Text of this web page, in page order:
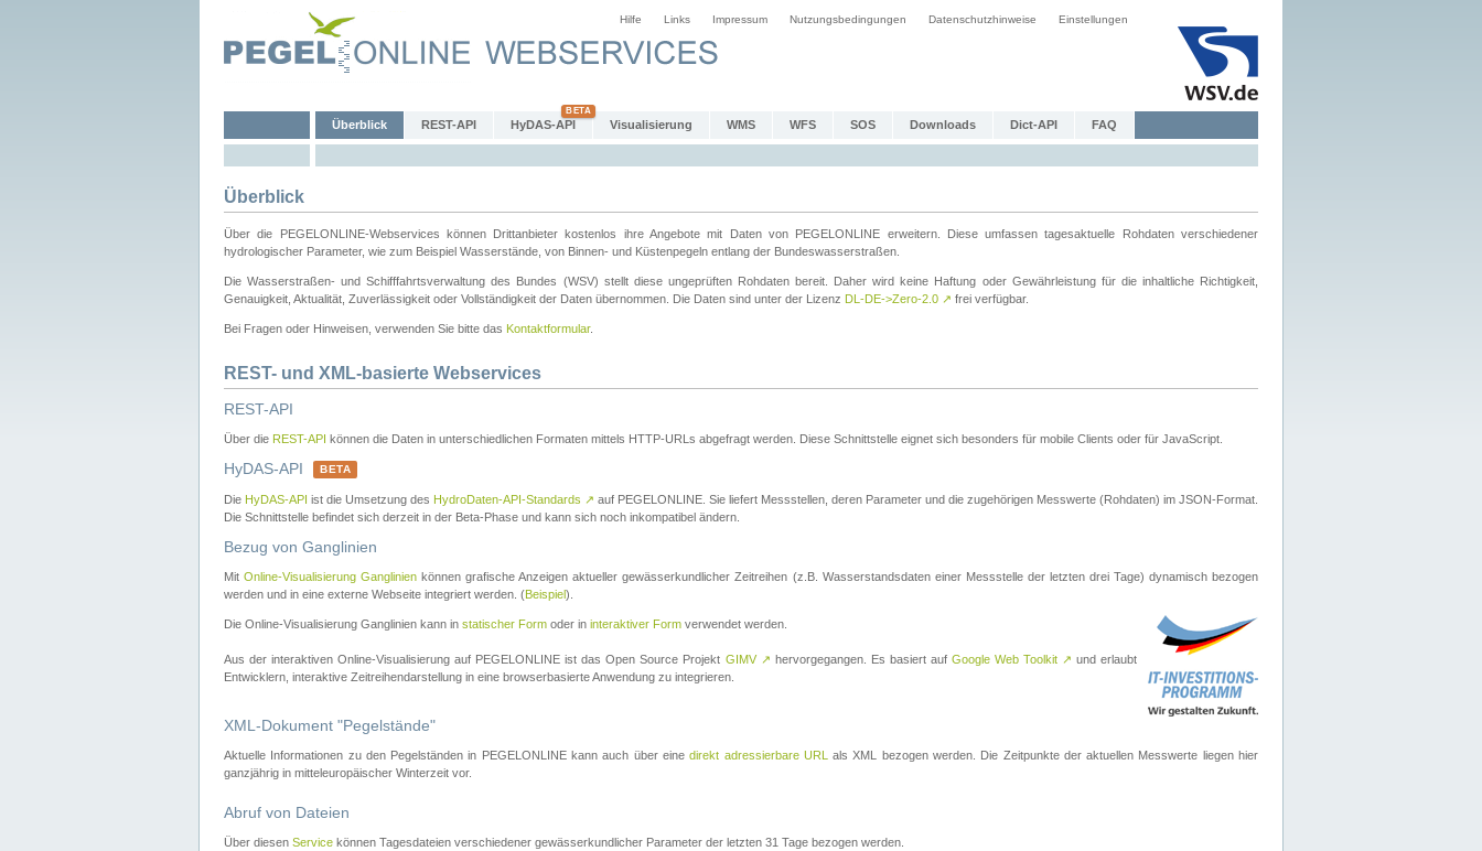
Hilfe Links Impressum Nutzungsbedingungen Datenschutzhinweise Einstellungen
Überblick REST-API HyDAS-API Visualisierung WMS WFS SOS Downloads Dict-API FAQ
Überblick
Über die PEGELONLINE-Webservices können Drittanbieter kostenlos ihre Angebote mit Daten von PEGELONLINE erweitern. Diese umfassen tagesaktuelle Rohdaten verschiedener
hydrologischer Parameter, wie zum Beispiel Wasserstände, von Binnen- und Küstenpegeln entlang der Bundeswasserstraßen.
Die Wasserstraßen- und Schifffahrtsverwaltung des Bundes (WSV) stellt diese ungeprüften Rohdaten bereit. Daher wird keine Haftung oder Gewährleistung für die inhaltliche Richtigkeit,
Genauigkeit, Aktualität, Zuverlässigkeit oder Vollständigkeit der Daten übernommen. Die Daten sind unter der Lizenz DL-DE->Zero-2.0 ↗ frei verfügbar.
Bei Fragen oder Hinweisen, verwenden Sie bitte das Kontaktformular.
REST- und XML-basierte Webservices
REST-API
Über die REST-API können die Daten in unterschiedlichen Formaten mittels HTTP-URLs abgefragt werden. Diese Schnittstelle eignet sich besonders für mobile Clients oder für JavaScript.
HyDAS-API BETA
Die HyDAS-API ist die Umsetzung des HydroDaten-API-Standards ↗ auf PEGELONLINE. Sie liefert Messstellen, deren Parameter und die zugehörigen Messwerte (Rohdaten) im JSON-Format.
Die Schnittstelle befindet sich derzeit in der Beta-Phase und kann sich noch inkompatibel ändern.
Bezug von Ganglinien
MitOnline-Visualisierung Ganglinien können grafische Anzeigen aktueller gewässerkundlicher Zeitreihen (z.B. Wasserstandsdaten einer Messstelle der letzten drei Tage) dynamisch bezogen
werden und in eine externe Webseite integriert werden. (Beispiel).
Die Online-Visualisierung Ganglinien kann in statischer Form oder in interaktiver Form verwendet werden.
Aus der interaktiven Online-Visualisierung auf PEGELONLINE ist das Open Source Projekt GIMV ↗ hervorgegangen. Es basiert auf Google Web Toolkit ↗ und erlaubt
Entwicklern, interaktive Zeitreihendarstellung in eine browserbasierte Anwendung zu integrieren.
XML-Dokument "Pegelstände"
Aktuelle Informationen zu den Pegelständen in PEGELONLINE kann auch über einedirekt adressierbare URL
als XML bezogen werden. Die Zeitpunkte der aktuellen Messwerte liegen hier
ganzjährig in mitteleuropäischer Winterzeit vor.
Abruf von Dateien
Über diesen Service können Tagesdateien verschiedener gewässerkundlicher Parameter der letzten 31 Tage bezogen werden.